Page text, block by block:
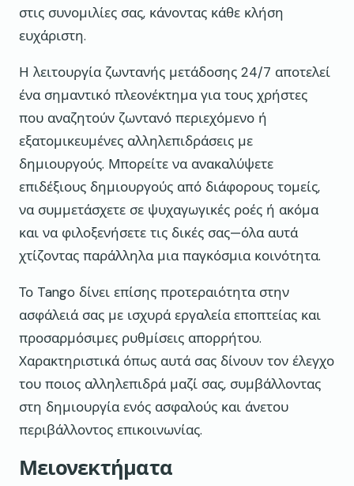
στις συνομιλίες σας, κάνοντας κάθε κλήση
ευχάριστη.
Η λειτουργία ζωντανής μετάδοσης 24/7 αποτελεί
ένα σημαντικό πλεονέκτημα για τους χρήστες
που αναζητούν ζωντανό περιεχόμενο ή
εξατομικευμένες αλληλεπιδράσεις με
δημιουργούς. Μπορείτε να ανακαλύψετε
επιδέξιους δημιουργούς από διάφορους τομείς,
να συμμετάσχετε σε ψυχαγωγικές ροές ή ακόμα
και να φιλοξενήσετε τις δικές σας—όλα αυτά
χτίζοντας παράλληλα μια παγκόσμια κοινότητα.
Το Tango δίνει επίσης προτεραιότητα στην
ασφάλειά σας με ισχυρά εργαλεία εποπτείας και
προσαρμόσιμες ρυθμίσεις απορρήτου.
Χαρακτηριστικά όπως αυτά σας δίνουν τον έλεγχο
του ποιος αλληλεπιδρά μαζί σας, συμβάλλοντας
στη δημιουργία ενός ασφαλούς και άνετου
περιβάλλοντος επικοινωνίας.
Μειονεκτήματα